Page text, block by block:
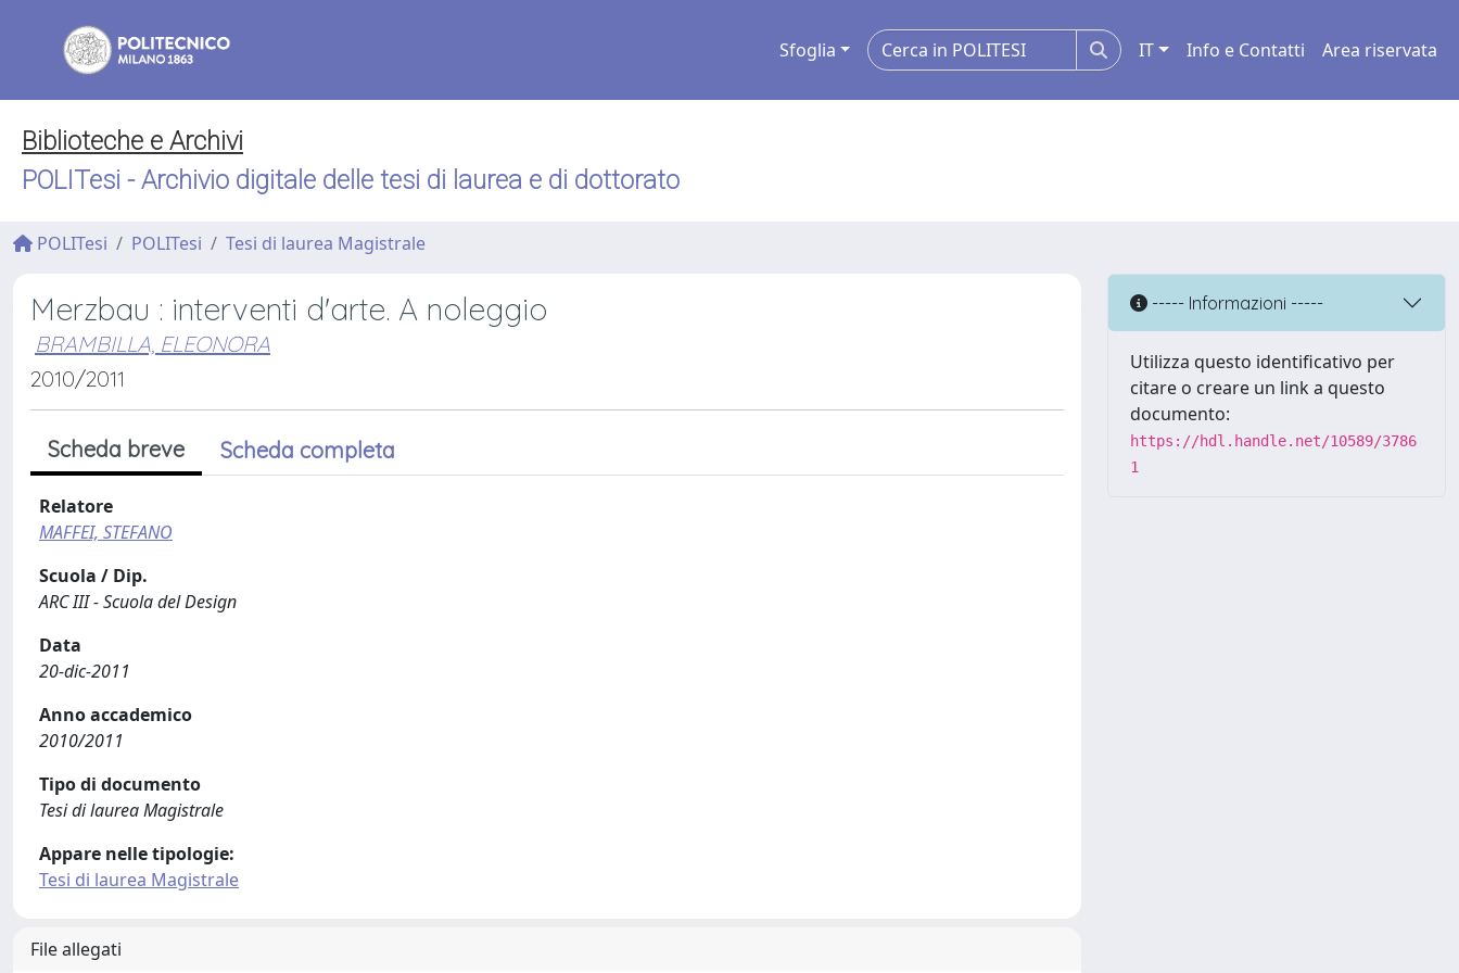
Sfoglia IT Info e Contatti Area riservata
Biblioteche e Archivi
POLITesi - Archivio digitale delle tesi di laurea e di dottorato
POLITesi POLITesi Tesi di laurea Magistrale
Merzbau : interventi d'arte. A noleggio
BRAMBILLA, ELEONORA
2010/2011
Scheda breve Scheda completa
Relatore
MAFFEI, STEFANO
Scuola / Dip.
ARC III - Scuola del Design
Data
20-dic-2011
Anno accademico
2010/2011
Tipo di documento
Tesi di laurea Magistrale
Appare nelle tipologie:
Tesi di laurea Magistrale
File allegati
----- Informazioni -----
Utilizza questo identificativo per
citare o creare un link a questo
documento:
https://hdl.handle.net/10589/3786
1